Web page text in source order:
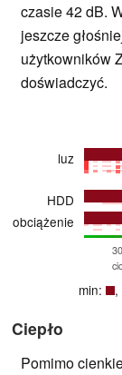
czasie 42 dB.
jeszcze
użytkowników
doświadczyć.
luz
HDD
obciążenie
min: ,
Ciepło
Pomimo